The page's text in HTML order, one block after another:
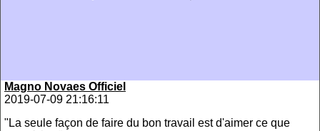
Magno Novaes Officiel
2019-07-09 21:16:11
"La seule façon de faire du bon travail est d'aimer ce que